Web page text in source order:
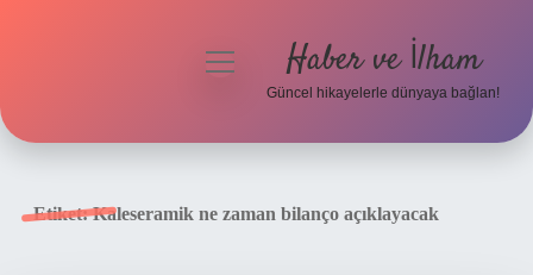
menüyü
Haber ve İlham
Güncel hikayelerle dünyaya bağlan!
Etiket:Kaleseramik ne zaman bilanço açıklayacak